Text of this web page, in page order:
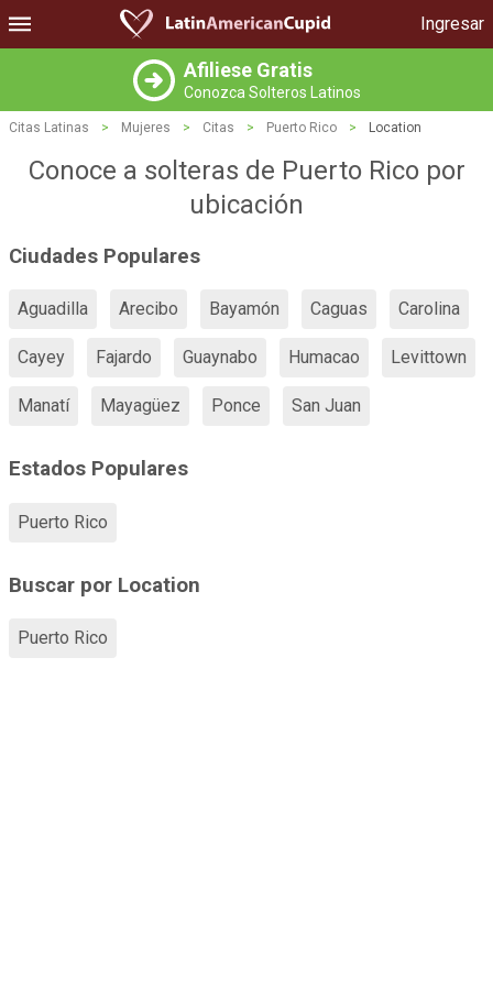
Ingresar
Afiliese Gratis
Conozca Solteros Latinos
Citas Latinas > Mujeres > Citas > Puerto Rico > Location
Conoce a solteras de Puerto Rico por
ubicación
Ciudades Populares
Aguadilla Arecibo Bayamón Caguas Carolina
Cayey Fajardo Guaynabo Humacao Levittown
Manatí Mayagüez Ponce San Juan
Estados Populares
Puerto Rico
Buscar por Location
Puerto Rico